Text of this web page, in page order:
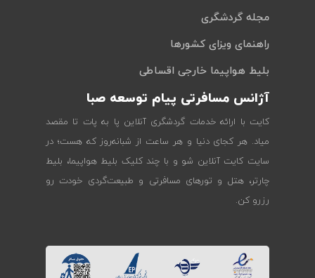
مجله گردشگری
راهنمای ویزای کشورها
بلیط هواپیما خارجی اقساطی
آژانس مسافرتی پیام توسعه صبا
کایت با ارائه خدمات گردشگری آنلاین پا به پات تا مقصد
میاد. هر کجای دنیا و هر ساعت از شبانه‌روز که هست؛ در
سایت کایت آنلاین شو و با چند کلیک بلیط هواپیما، بلیط
چارتر، هتل و تورهای مسافرتی و طبیعت‌گردی خودت رو
رزرو کن.